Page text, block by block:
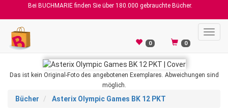
Bei BUCHMARIE finden Sie über 180.000 gebrauchte Bücher.
0 0
Das ist kein Original-Foto des angebotenen Exemplares. Abweichungen sind
möglich.
Bücher Asterix Olympic Games BK 12 PKT